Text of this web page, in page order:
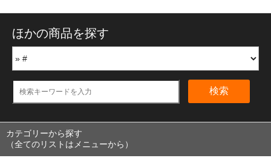
ほかの商品を探す
検索
カテゴリーから探す
（全てのリストはメニューから）